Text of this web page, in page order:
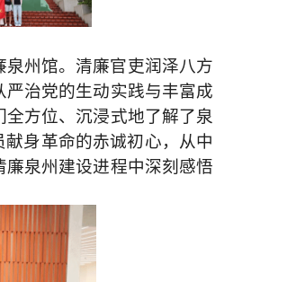
州馆。清廉官吏润泽八方
治党的生动实践与丰富成
方位、沉浸式地了解了泉
身革命的赤诚初心，从中
泉州建设进程中深刻感悟